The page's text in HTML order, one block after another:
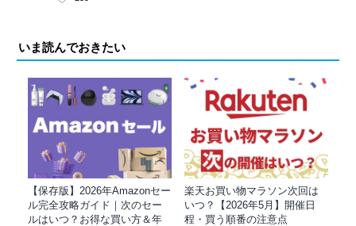
いま読んでおきたい
【保存版】2026年Amazonセー
ル完全攻略ガイド｜次のセー
ルはいつ？お得な買い方＆年
楽天お買い物マラソン次回は
いつ？【2026年5月】開催日
程・買う順番の注意点